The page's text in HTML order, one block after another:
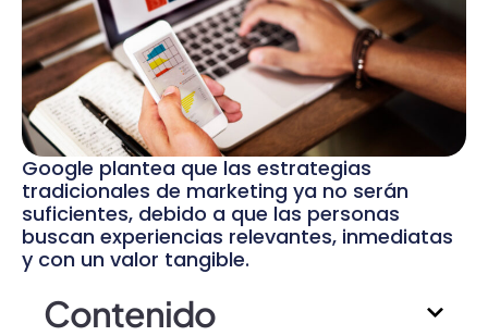
Google plantea que las estrategias
tradicionales de marketing ya no serán
suficientes, debido a que las personas
buscan experiencias relevantes, inmediatas
y con un valor tangible.
Contenido